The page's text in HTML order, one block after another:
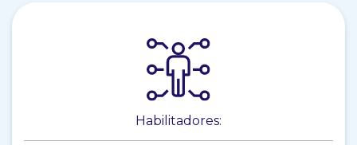
Habilitadores: